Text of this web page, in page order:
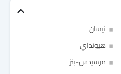
نيسان
هيونداي
مرسيدس-بنز
Link Your